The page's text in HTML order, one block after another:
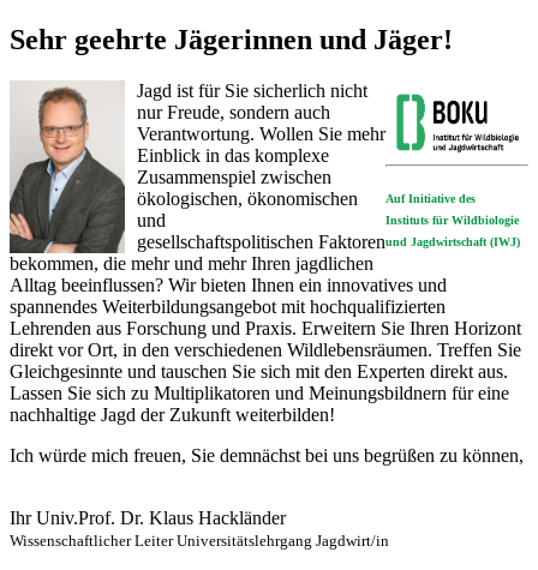
Sehr geehrte Jägerinnen und Jäger!
Auf Initiative des
Instituts für Wildbiologie
und Jagdwirtschaft (IWJ)
Jagd ist für Sie sicherlich nicht
nur Freude, sondern auch
Verantwortung. Wollen Sie mehr
Einblick in das komplexe
Zusammenspiel zwischen
ökologischen, ökonomischen
und
gesellschaftspolitischen Faktoren
bekommen, die mehr und mehr Ihren jagdlichen
Alltag beeinflussen? Wir bieten Ihnen ein innovatives und
spannendes Weiterbildungsangebot mit hochqualifizierten
Lehrenden aus Forschung und Praxis. Erweitern Sie Ihren Horizont
direkt vor Ort, in den verschiedenen Wildlebensräumen. Treffen Sie
Gleichgesinnte und tauschen Sie sich mit den Experten direkt aus.
Lassen Sie sich zu Multiplikatoren und Meinungsbildnern für eine
nachhaltige Jagd der Zukunft weiterbilden!
Ich würde mich freuen, Sie demnächst bei uns begrüßen zu können,
Ihr Univ.Prof. Dr. Klaus Hackländer
Wissenschaftlicher Leiter Universitätslehrgang Jagdwirt/in